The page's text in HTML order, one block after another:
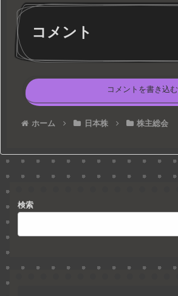
コメント
コメントを書き込む
ホーム 日本株 株主総会
検索